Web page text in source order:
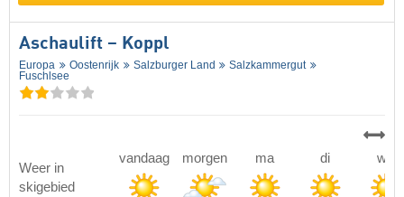
Aschaulift – Koppl
Europa Oostenrijk Salzburger Land
Salzkammergut
Fuschlsee
Weer in
skigebied
vandaag morgen ma di wo